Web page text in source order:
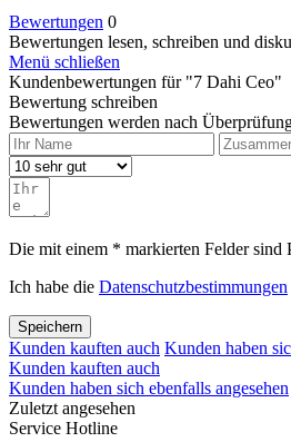
Bewertungen 0
Bewertungen lesen, schreiben und
Menü schließen
Kundenbewertungen für "7 Dahi Ceo"
Bewertung schreiben
Bewertungen werden nach
Die mit einem * markierten Felder sind
Ich habe die Datenschutzbestimmungen
Speichern
Kunden kauften auch Kunden haben
Kunden kauften auch
Kunden haben sich ebenfalls angesehen
Zuletzt angesehen
Service Hotline